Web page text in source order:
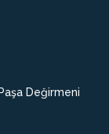
Değirmeni